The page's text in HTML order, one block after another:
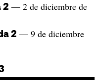
2 — 2 de diciembre de
2 — 9 de diciembre